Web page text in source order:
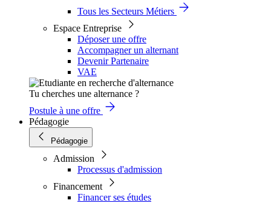
Tous les Secteurs Métiers
Espace Entreprise
Déposer une offre
Accompagner un alternant
Devenir Partenaire
VAE
Tu cherches une alternance ?
Postule à une offre
Pédagogie
Pédagogie
Admission
Processus d'admission
Financement
Financer ses études